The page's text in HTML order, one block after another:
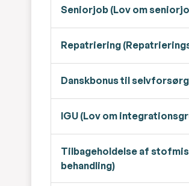
Seniorjob (Lov om
Repatriering
Danskbonus til
IGU (Lov om
Tilbageholdelse af
behandling)